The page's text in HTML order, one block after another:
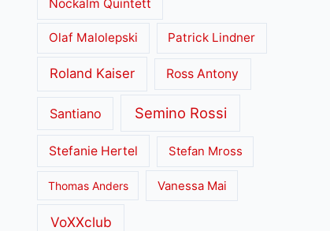
Nockalm Quintett
Olaf Malolepski Patrick Lindner
Roland Kaiser Ross Antony
Santiano Semino Rossi
Stefanie Hertel Stefan Mross
Thomas Anders Vanessa Mai
VoXXclub